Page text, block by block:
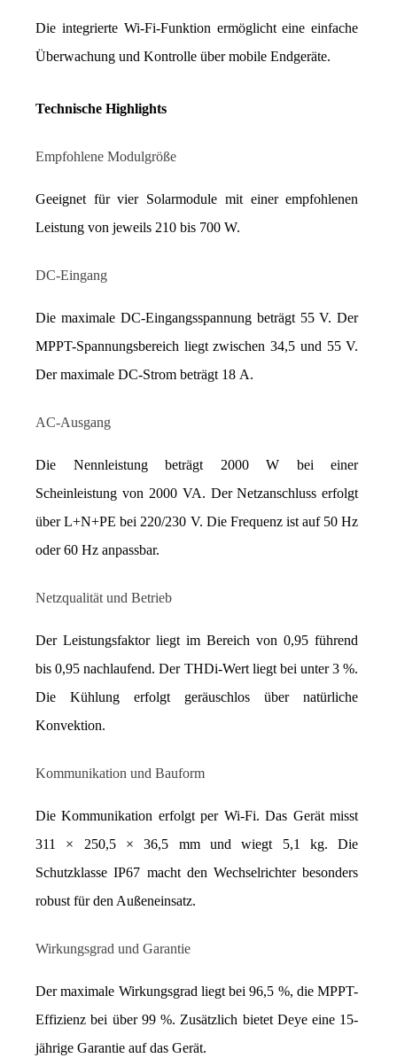
Die integrierte Wi-Fi-Funktion ermöglicht eine einfache
Überwachung und Kontrolle über mobile Endgeräte.
Technische Highlights
Empfohlene Modulgröße
Geeignet für vier Solarmodule mit einer empfohlenen
Leistung von jeweils 210 bis 700 W.
DC-Eingang
Die maximale DC-Eingangsspannung beträgt 55 V. Der
MPPT-Spannungsbereich liegt zwischen 34,5 und 55 V.
Der maximale DC-Strom beträgt 18 A.
AC-Ausgang
Die Nennleistung beträgt 2000 W bei einer
Scheinleistung von 2000 VA. Der Netzanschluss erfolgt
über L+N+PE bei 220/230 V. Die Frequenz ist auf 50 Hz
oder 60 Hz anpassbar.
Netzqualität und Betrieb
Der Leistungsfaktor liegt im Bereich von 0,95 führend
bis 0,95 nachlaufend. Der THDi-Wert liegt bei unter 3 %.
Die Kühlung erfolgt geräuschlos über natürliche
Konvektion.
Kommunikation und Bauform
Die Kommunikation erfolgt per Wi-Fi. Das Gerät misst
311 × 250,5 × 36,5 mm und wiegt 5,1 kg. Die
Schutzklasse IP67 macht den Wechselrichter besonders
robust für den Außeneinsatz.
Wirkungsgrad und Garantie
Der maximale Wirkungsgrad liegt bei 96,5 %, die MPPT-
Effizienz bei über 99 %. Zusätzlich bietet Deye eine 15-
jährige Garantie auf das Gerät.